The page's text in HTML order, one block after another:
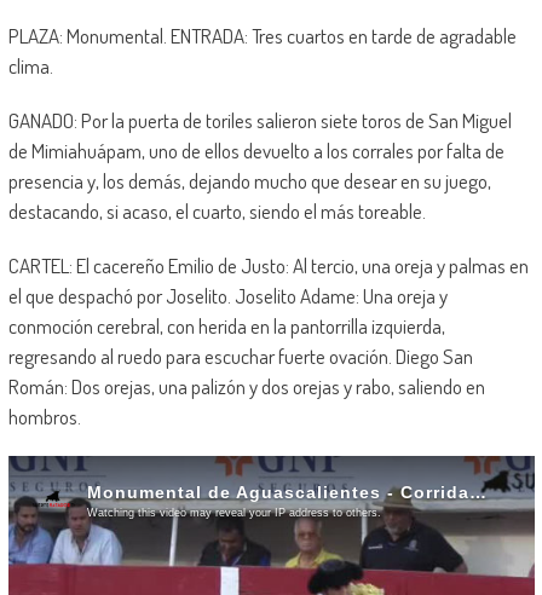
PLAZA: Monumental. ENTRADA: Tres cuartos en tarde de agradable
clima.
GANADO: Por la puerta de toriles salieron siete toros de San Miguel
de Mimiahuápam, uno de ellos devuelto a los corrales por falta de
presencia y, los demás, dejando mucho que desear en su juego,
destacando, si acaso, el cuarto, siendo el más toreable.
CARTEL: El cacereño Emilio de Justo: Al tercio, una oreja y palmas en
el que despachó por Joselito. Joselito Adame: Una oreja y
conmoción cerebral, con herida en la pantorrilla izquierda,
regresando al ruedo para escuchar fuerte ovación. Diego San
Román: Dos orejas, una palizón y dos orejas y rabo, saliendo en
hombros.